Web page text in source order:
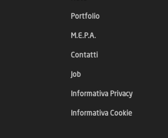
Portfolio
M.E.P.A.
Contatti
Job
Informativa Privacy
Informativa Cookie